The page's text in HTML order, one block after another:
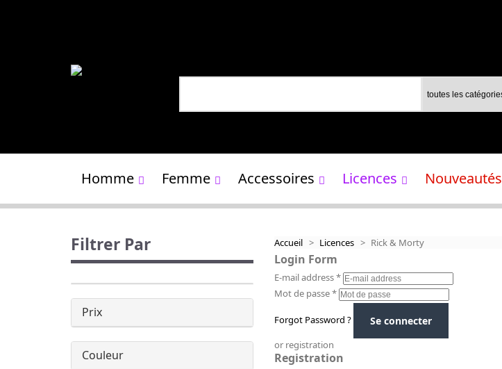
Homme Femme Accessoires Licences Nouveautés
Accueil > Licences > Rick & Morty
Login Form
E-mail address*
Mot de passe*
Forgot Password ? Se connecter
or registration
Registration
Filtrer Par
Prix
Couleur